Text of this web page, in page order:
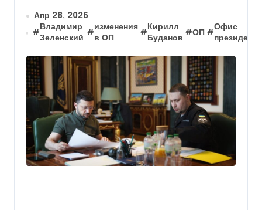
Апр 28, 2026
#
Владимир
Зеленский
#
изменения
в ОП
#
Кирилл
Буданов
#ОП #
Офис
президента